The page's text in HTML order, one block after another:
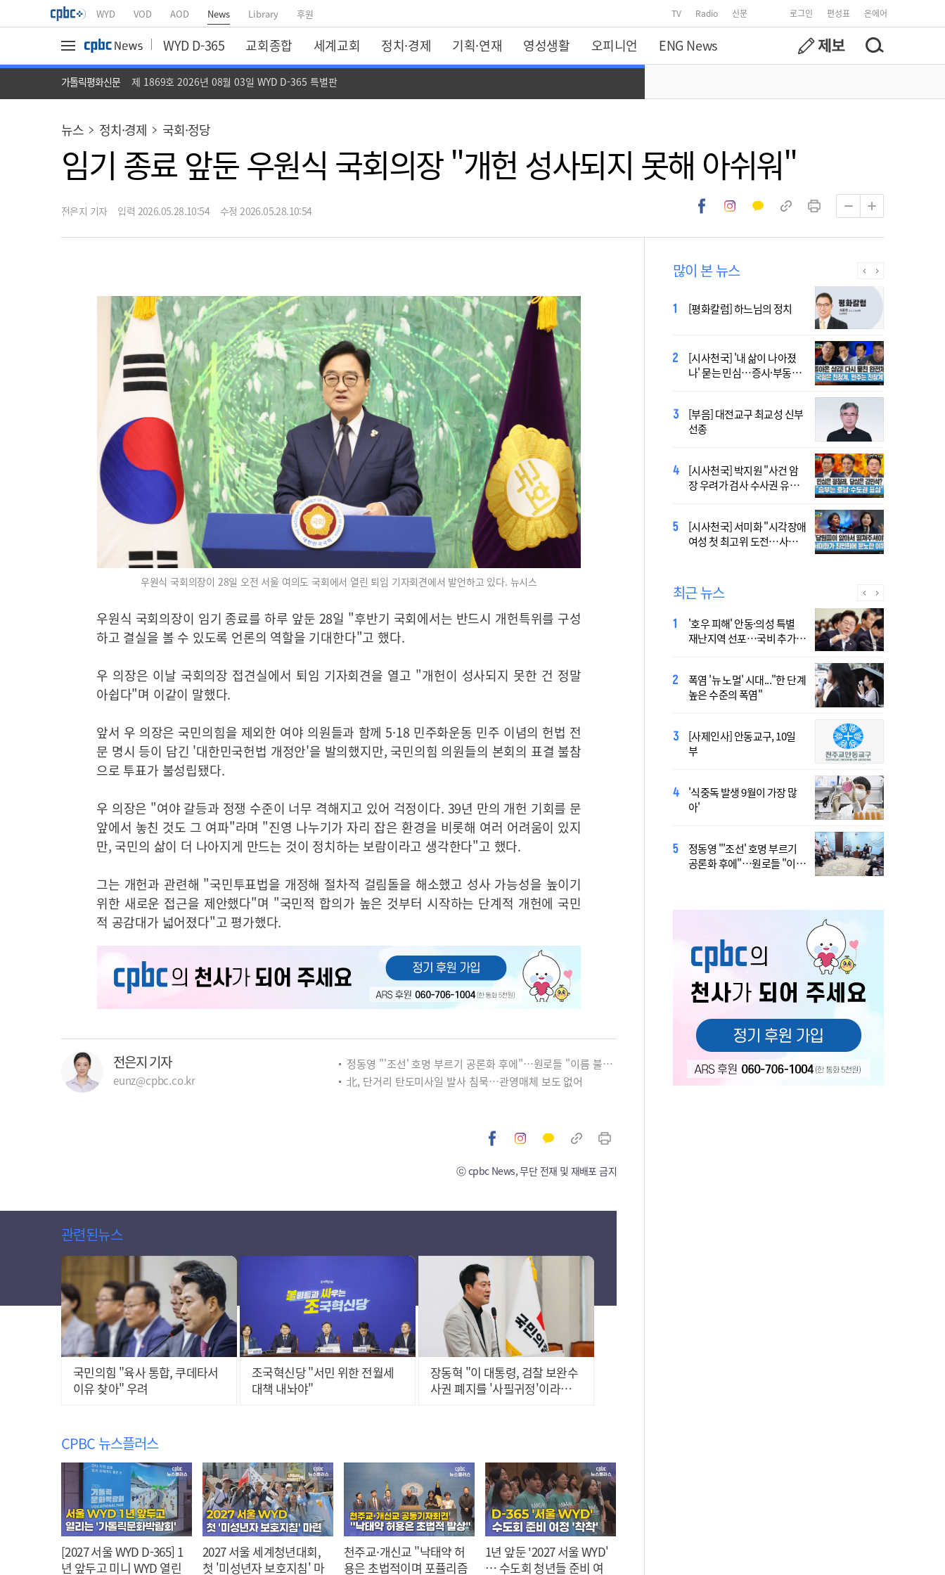
WYD VOD AOD News Library 후원 TV Radio 신문 로그인 편성표 온에어
WYD D-365 교회종합 세계교회 정치·경제 기획·연재 영성생활 오피니언 ENG News
가톨릭평화신문 제 1869호 2026년 08월 03일 WYD D-365 특별판
뉴스 정치·경제 국회·정당
임기 종료 앞둔 우원식 국회의장 "개헌 성사되지 못해 아쉬워"
전은지 기자 입력 2026.05.28.10:54 수정 2026.05.28.10:54
우원식 국회의장이 28일 오전 서울 여의도 국회에서 열린 퇴임 기자회견에서 발언하고 있다. 뉴시스
우원식 국회의장이 임기 종료를 하루 앞둔 28일 "후반기 국회에서는 반드시 개헌특위를 구성
하고 결실을 볼 수 있도록 언론의 역할을 기대한다"고 했다.
우 의장은 이날 국회의장 접견실에서 퇴임 기자회견을 열고 "개헌이 성사되지 못한 건 정말
아쉽다"며 이같이 말했다.
앞서 우 의장은 국민의힘을 제외한 여야 의원들과 함께 5·18 민주화운동 민주 이념의 헌법 전
문 명시 등이 담긴 '대한민국헌법 개정안'을 발의했지만, 국민의힘 의원들의 본회의 표결 불참
으로 투표가 불성립됐다.
우 의장은 "여야 갈등과 정쟁 수준이 너무 격해지고 있어 걱정이다. 39년 만의 개헌 기회를 문
앞에서 놓친 것도 그 여파"라며 "진영 나누기가 자리 잡은 환경을 비롯해 여러 어려움이 있지
만, 국민의 삶이 더 나아지게 만드는 것이 정치하는 보람이라고 생각한다"고 했다.
그는 개헌과 관련해 "국민투표법을 개정해 절차적 걸림돌을 해소했고 성사 가능성을 높이기
위한 새로운 접근을 제안했다"며 "국민적 합의가 높은 것부터 시작하는 단계적 개헌에 국민
적 공감대가 넓어졌다"고 평가했다.
전은지 기자
eunz@cpbc.co.kr
정동영 "'조선' 호명 부르기 공론화 후에"…원로들 "이름 불러야"
北, 단거리 탄도미사일 발사 침묵…관영매체 보도 없어
ⓒ cpbc News, 무단 전재 및 재배포 금지
관련된뉴스
국민의힘 "육사 통합, 쿠데타서
이유 찾아" 우려
조국혁신당 "서민 위한 전월세
대책 내놔야"
장동혁 "이 대통령, 검찰 보완수
사권 폐지를 '사필귀정'이라
CPBC 뉴스플러스
[2027 서울 WYD D-365] 1
년 앞두고 미니 WYD 열린
2027 서울 세계청년대회,
첫 '미성년자 보호지침' 마
천주교·개신교 "낙태약 허
용은 초법적이며 포퓰리즘
1년 앞둔 '2027 서울 WYD'
… 수도회 청년들 준비 여
많이 본 뉴스
[평화칼럼] 하느님의 정치
[시사천국] '내 삶이 나아졌
나' 묻는 민심…증시·부동산
[부음] 대전교구 최교성 신부
선종
[시사천국] 박지원 "사건 암
장 우려가 검사 수사권 유지
[시사천국] 서미화 "시각장애
여성 첫 최고위 도전…사회
[시사천국] 홍춘욱 "단일종목 레버리지 ETF는
없애는 게 맞다"
염의 진실…올해가 가장 시
원한 여름?
오늘 공개…한국인 곡 선정
제가 공개…희망의 선율 울
린다
발언 파장…"사석에서도 안
될 말"
최근 뉴스
'호우 피해' 안동·의성 특별
재난지역 선포…국비 추가
폭염 '뉴 노멀' 시대..."한 단계
높은 수준의 폭염"
[사제인사] 안동교구, 10일
부
'식중독 발생 9월이 가장 많
아'
정동영 "'조선' 호명 부르기
공론화 후에"…원로들 "이름
Official Theme Song for
WYD Seoul 2027 Released
Asia’s Church Builds
Bridges of Dialogue and
Priest Who Studied in
Daejeon Becomes China’s
北, 단거리 탄도미사일 발사
침묵…관영매체 보도 없어
역대 최대 전력수요 경신 우
려…기후부, 긴급 점검